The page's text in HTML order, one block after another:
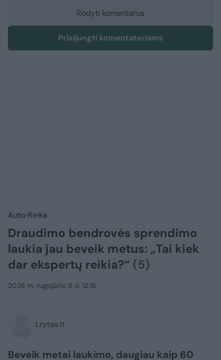
Rodyti komentarus
Prisijungti komentatoriams
Auto Rinka
Draudimo bendrovės sprendimo
laukia jau beveik metus: „Tai kiek
dar ekspertų reikia?“ (5)
2026 m. rugpjūčio 8 d. 12:16
Lrytas.lt
Beveik metai laukimo, daugiau kaip 60